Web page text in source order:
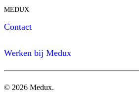
MEDUX
Contact
Werken bij Medux
© 2026 Medux.